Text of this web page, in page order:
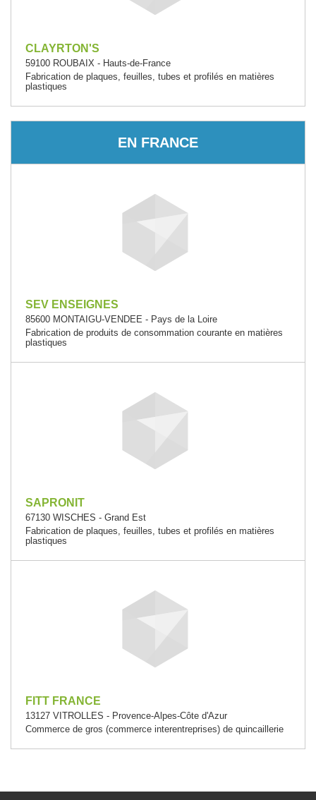
CLAYRTON'S
59100 ROUBAIX - Hauts-de-France
Fabrication de plaques, feuilles, tubes et profilés en matières
plastiques
EN FRANCE
SEV ENSEIGNES
85600 MONTAIGU-VENDEE - Pays de la Loire
Fabrication de produits de consommation courante en matières
plastiques
SAPRONIT
67130 WISCHES - Grand Est
Fabrication de plaques, feuilles, tubes et profilés en matières
plastiques
FITT FRANCE
13127 VITROLLES - Provence-Alpes-Côte d'Azur
Commerce de gros (commerce interentreprises) de quincaillerie